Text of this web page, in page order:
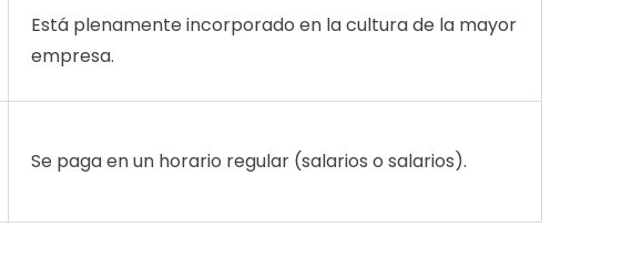
Está plenamente incorporado en la cultura de la mayor
empresa.
Se paga en un horario regular (salarios o salarios).